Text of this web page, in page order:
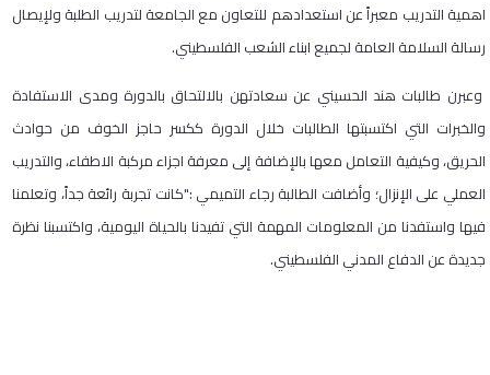
اهمية التدريب معبراً عن استعدادهم للتعاون مع الجامعة لتدريب الطلبة ولإيصال
رسالة السلامة العامة لجميع ابناء الشعب الفلسطيني.
وعبرن طالبات هند الحسيني عن سعادتهن بالالتحاق بالدورة ومدى الاستفادة
والخبرات التي اكتسبتها الطالبات خلال الدورة ككسر حاجز الخوف من حوادث
الحريق، وكيفية التعامل معها بالإضافة إلى معرفة اجزاء مركبة الاطفاء، والتدريب
العملي على الإنزال؛ وأضافت الطالبة رجاء التميمي :"كانت تجربة رائعة جداً، وتعلمنا
فيها واستفدنا من المعلومات المهمة التي تفيدنا بالحياة اليومية، واكتسبنا نظرة
جديدة عن الدفاع المدني الفلسطيني.